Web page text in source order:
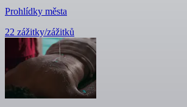
Prohlídky města
22 zážitky/zážitků